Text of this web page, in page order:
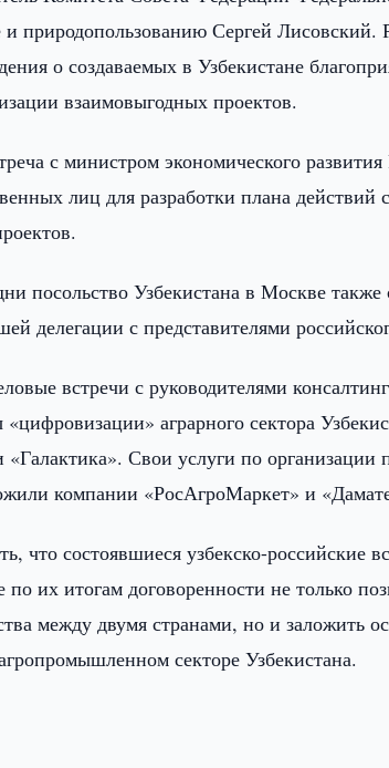
и природопользованию Сергей
о создаваемых в Узбекистане
взаимовыгодных проектов.
с министром экономического
лиц для разработки плана действий
посольство Узбекистана в Москве
делегации с представителями
встречи с руководителями
аграрного сектора
Свои услуги по организации
компании «РосАгроМаркет» и
что состоявшиеся узбекско-российские
их итогам договоренности не только
между двумя странами, но и заложить
секторе Узбекистана.